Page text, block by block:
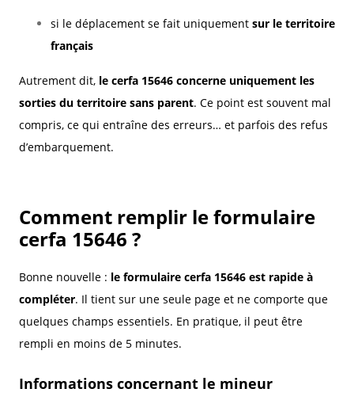
si le déplacement se fait uniquement sur le territoire
français
Autrement dit, le cerfa 15646 concerne uniquement les
sorties du territoire sans parent. Ce point est souvent mal
compris, ce qui entraîne des erreurs… et parfois des refus
d’embarquement.
Comment remplir le formulaire
cerfa 15646 ?
Bonne nouvelle : le formulaire cerfa 15646 est rapide à
compléter. Il tient sur une seule page et ne comporte que
quelques champs essentiels. En pratique, il peut être
rempli en moins de 5 minutes.
Informations concernant le mineur